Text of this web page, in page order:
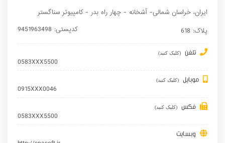
ایران، خراسان شمالی- آشخانه - چهار راه بدر - کامپیوتر سناگستر
پلاک: 618
کدپستی: 9451963498
تلفن (کلیک کنید)
0583XXX5500
موبایل (کلیک کنید)
0915XXX0046
فکس (کلیک کنید)
0583XXX5500
وبسایت